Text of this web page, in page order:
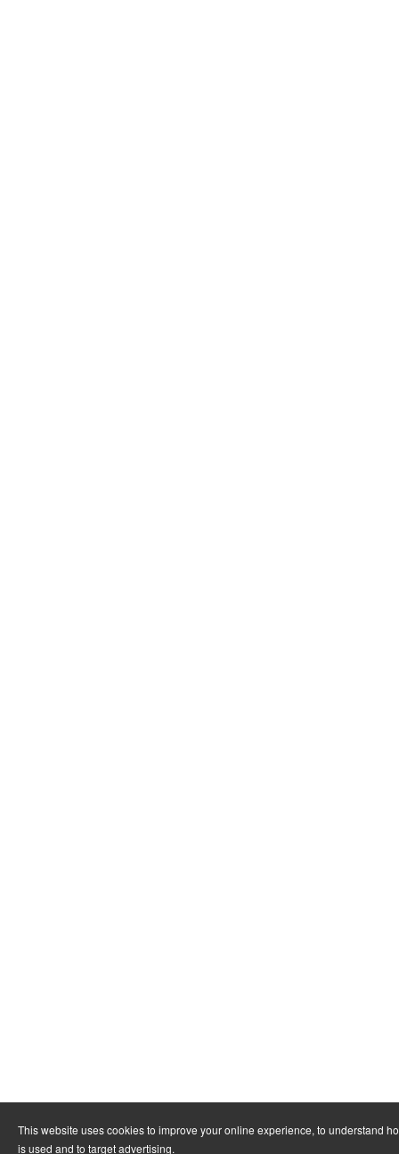
This website uses cookies to improve your online experience, to understand
is used and to target advertising.